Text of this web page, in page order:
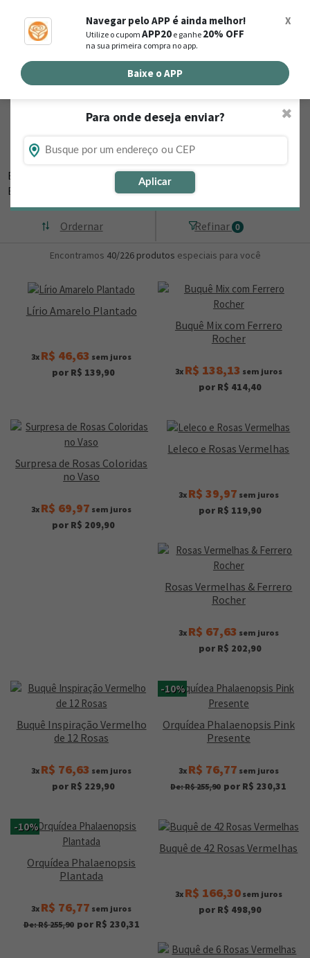
Navegar pelo APP é ainda melhor!
Utilize o cupomAPP20 e ganhe 20% OFF
na sua primeira compra no app.
X
Baixe o APP
Busca de produtos
Buscar por endereço de entrega
Para onde deseja enviar?
Aplicar
✖
Flores, Cestas e Presentes em Barra de
Santana - PB
Está procurando loja de presente online em Barra de Santana - PB?
Então, navegue
Refinar 0
Ordernar
Encontramos 40/226 produtos especiais para você
Lírio Amarelo Plantado
3x R$ 46,63 sem juros
por R$ 139,90
Buquê Mix com Ferrero
Rocher
3x R$ 138,13 sem juros
por R$ 414,40
Surpresa de Rosas Coloridas
no Vaso
3x R$ 69,97 sem juros
por R$ 209,90
Leleco e Rosas Vermelhas
3x R$ 39,97 sem juros
por R$ 119,90
Rosas Vermelhas & Ferrero
Rocher
3x R$ 67,63 sem juros
por R$ 202,90
Buquê Inspiração Vermelho
de 12 Rosas
3x R$ 76,63 sem juros
por R$ 229,90
-10%
Orquídea Phalaenopsis Pink
Presente
3x R$ 76,77 sem juros
De: R$ 255,90 por R$ 230,31
-10%
Orquídea Phalaenopsis
Plantada
3x R$ 76,77 sem juros
De: R$ 255,90 por R$ 230,31
Buquê de 42 Rosas Vermelhas
3x R$ 166,30sem juros
por R$ 498,90